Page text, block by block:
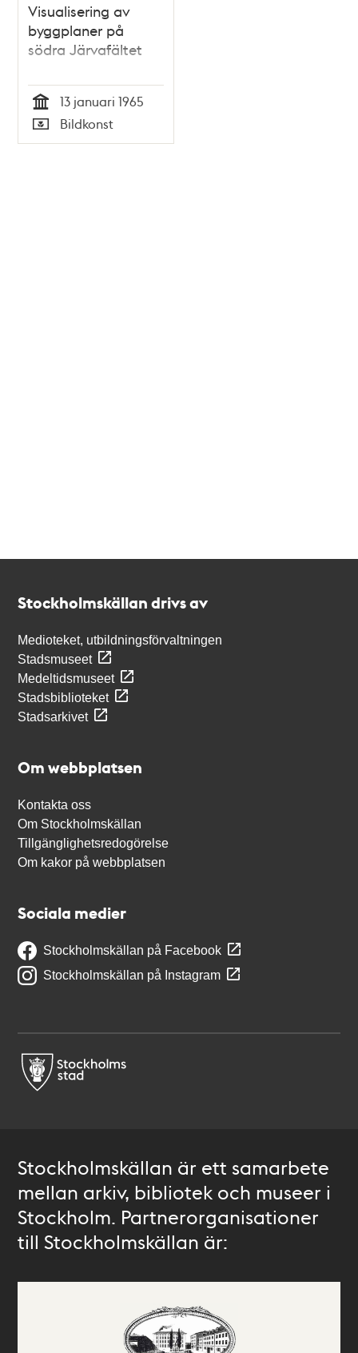
Visualisering av
byggplaner på
södra Järvafältet
Tid
13 januari 1965
Typ
Bildkonst
Stockholmskällan drivs av
Medioteket, utbildningsförvaltningen
Stadsmuseet
Medeltidsmuseet
Stadsbiblioteket
Stadsarkivet
Om webbplatsen
Kontakta oss
Om Stockholmskällan
Tillgänglighetsredogörelse
Om kakor på webbplatsen
Sociala medier
Stockholmskällan på Facebook
Stockholmskällan på Instagram
Stockholmskällan är ett samarbete
mellan arkiv, bibliotek och museer i
Stockholm. Partnerorganisationer
till Stockholmskällan är: